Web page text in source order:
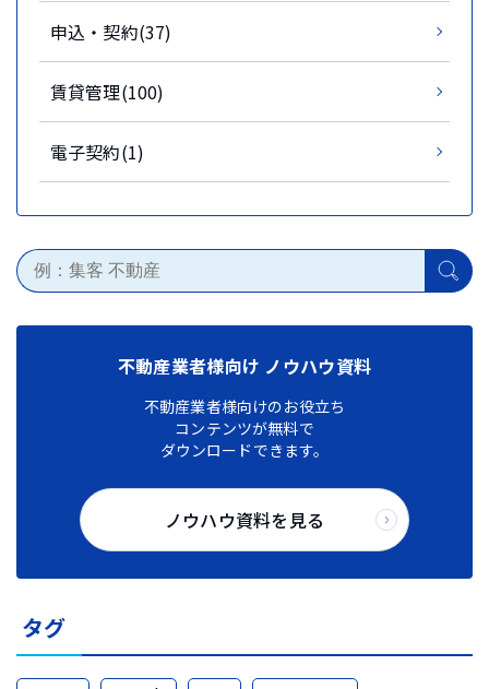
申込・契約(37)
賃貸管理(100)
電子契約(1)
不動産業者様向け ノウハウ資料
不動産業者様向けのお役立ち
コンテンツが無料で
ダウンロードできます。
ノウハウ資料を見る
タグ